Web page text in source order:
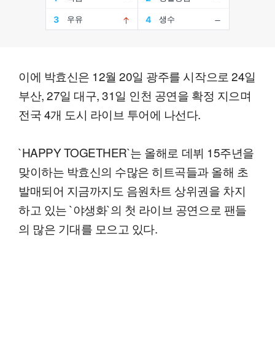
이에 박효신은 12월 20일 광주를 시작으로 24일
부산, 27일 대구, 31일 인천 공연을 확정 지으며
전국 4개 도시 라이브 투어에 나선다.
`HAPPY TOGETHER`는 올해로 데뷔 15주년을
맞이하는 박효신의 수많은 히트곡들과 올해 초
발매되어 지금까지도 음원차트 상위권을 차지
하고 있는 `야생화`의 첫 라이브 공연으로 팬들
의 많은 기대를 모으고 있다.